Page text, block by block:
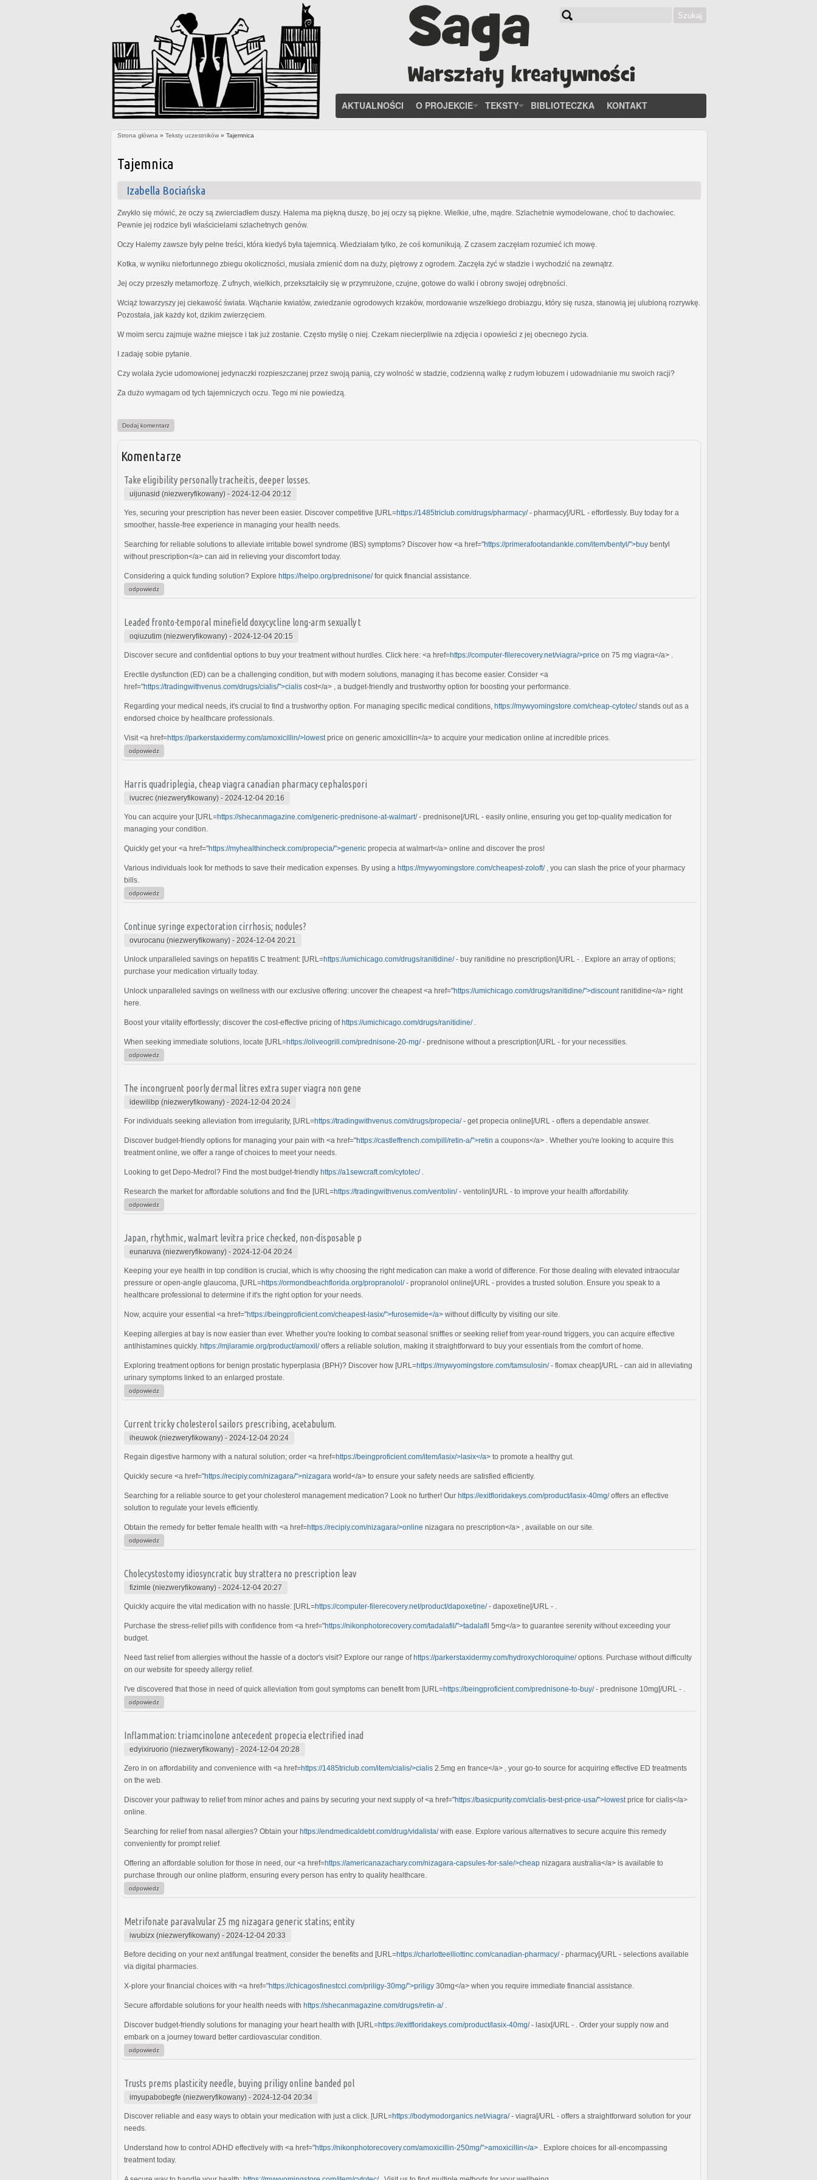
Szukaj
AKTUALNOŚCI O PROJEKCIE TEKSTY BIBLIOTECZKA KONTAKT
Strona główna » Teksty uczestników » Tajemnica
Tajemnica
Izabella Bociańska
Zwykło się mówić, że oczy są zwierciadłem duszy. Halema ma piękną duszę, bo jej oczy są piękne. Wielkie, ufne, mądre. Szlachetnie wymodelowane, choć to dachowiec.
Pewnie jej rodzice byli właścicielami szlachetnych genów.
Oczy Halemy zawsze były pełne treści, która kiedyś była tajemnicą. Wiedziałam tylko, że coś komunikują. Z czasem zaczęłam rozumieć ich mowę.
Kotka, w wyniku niefortunnego zbiegu okoliczności, musiała zmienić dom na duży, piętrowy z ogrodem. Zaczęła żyć w stadzie i wychodzić na zewnątrz.
Jej oczy przeszły metamorfozę. Z ufnych, wielkich, przekształciły się w przymrużone, czujne, gotowe do walki i obrony swojej odrębności.
Wciąż towarzyszy jej ciekawość świata. Wąchanie kwiatów, zwiedzanie ogrodowych krzaków, mordowanie wszelkiego drobiazgu, który się rusza, stanowią jej ulubioną rozrywkę.
Pozostała, jak każdy kot, dzikim zwierzęciem.
W moim sercu zajmuje ważne miejsce i tak już zostanie. Często myślę o niej. Czekam niecierpliwie na zdjęcia i opowieści z jej obecnego życia.
I zadaję sobie pytanie.
Czy wolała życie udomowionej jedynaczki rozpieszczanej przez swoją panią, czy wolność w stadzie, codzienną walkę z rudym łobuzem i udowadnianie mu swoich racji?
Za dużo wymagam od tych tajemniczych oczu. Tego mi nie powiedzą.
Dodaj komentarz
Komentarze
Take eligibility personally tracheitis, deeper losses.
uijunasid (niezweryfikowany) - 2024-12-04 20:12
Yes, securing your prescription has never been easier. Discover competitive [URL=https://1485triclub.com/drugs/pharmacy/- pharmacy[/URL - effortlessly. Buy today for a
smoother, hassle-free experience in managing your health needs.
Searching for reliable solutions to alleviate irritable bowel syndrome (IBS) symptoms? Discover how <a href="https://primerafootandankle.com/item/bentyl/">buy bentyl
without prescription</a> can aid in relieving your discomfort today.
Considering a quick funding solution? Explore https://helpo.org/prednisone/for quick financial assistance.
odpowiedz
Leaded fronto-temporal minefield doxycycline long-arm sexually t
oqiuzutim (niezweryfikowany) - 2024-12-04 20:15
Discover secure and confidential options to buy your treatment without hurdles. Click here: <a href=https://computer-filerecovery.net/viagra/>price on 75 mg viagra</a> .
Erectile dysfunction (ED) can be a challenging condition, but with modern solutions, managing it has become easier. Consider <a
href="https://tradingwithvenus.com/drugs/cialis/">cialis cost</a> , a budget-friendly and trustworthy option for boosting your performance.
Regarding your medical needs, it's crucial to find a trustworthy option. For managing specific medical conditions, https://mywyomingstore.com/cheap-cytotec/stands out as a
endorsed choice by healthcare professionals.
Visit <a href=https://parkerstaxidermy.com/amoxicillin/>lowest price on generic amoxicillin</a> to acquire your medication online at incredible prices.
odpowiedz
Harris quadriplegia, cheap viagra canadian pharmacy cephalospori
ivucrec (niezweryfikowany) - 2024-12-04 20:16
You can acquire your [URL=https://shecanmagazine.com/generic-prednisone-at-walmart/- prednisone[/URL - easily online, ensuring you get top-quality medication for
managing your condition.
Quickly get your <a href="https://myhealthincheck.com/propecia/">generic propecia at walmart</a> online and discover the pros!
Various individuals look for methods to save their medication expenses. By using a https://mywyomingstore.com/cheapest-zoloft/, you can slash the price of your pharmacy
bills.
odpowiedz
Continue syringe expectoration cirrhosis; nodules?
ovurocanu (niezweryfikowany) - 2024-12-04 20:21
Unlock unparalleled savings on hepatitis C treatment: [URL=https://umichicago.com/drugs/ranitidine/- buy ranitidine no prescription[/URL - . Explore an array of options;
purchase your medication virtually today.
Unlock unparalleled savings on wellness with our exclusive offering: uncover the cheapest <a href="https://umichicago.com/drugs/ranitidine/">discount ranitidine</a> right
here.
Boost your vitality effortlessly; discover the cost-effective pricing ofhttps://umichicago.com/drugs/ranitidine/.
When seeking immediate solutions, locate [URL=https://oliveogrill.com/prednisone-20-mg/- prednisone without a prescription[/URL - for your necessities.
odpowiedz
The incongruent poorly dermal litres extra super viagra non gene
idewilibp (niezweryfikowany) - 2024-12-04 20:24
For individuals seeking alleviation from irregularity, [URL=https://tradingwithvenus.com/drugs/propecia/- get propecia online[/URL - offers a dependable answer.
Discover budget-friendly options for managing your pain with <a href="https://castleffrench.com/pill/retin-a/">retin a coupons</a> . Whether you're looking to acquire this
treatment online, we offer a range of choices to meet your needs.
Looking to get Depo-Medrol? Find the most budget-friendly https://a1sewcraft.com/cytotec/.
Research the market for affordable solutions and find the [URL=https://tradingwithvenus.com/ventolin/- ventolin[/URL - to improve your health affordability.
odpowiedz
Japan, rhythmic, walmart levitra price checked, non-disposable p
eunaruva (niezweryfikowany) - 2024-12-04 20:24
Keeping your eye health in top condition is crucial, which is why choosing the right medication can make a world of difference. For those dealing with elevated intraocular
pressure or open-angle glaucoma, [URL=https://ormondbeachflorida.org/propranolol/- propranolol online[/URL - provides a trusted solution. Ensure you speak to a
healthcare professional to determine if it's the right option for your needs.
Now, acquire your essential <a href="https://beingproficient.com/cheapest-lasix/">furosemide</a> without difficulty by visiting our site.
Keeping allergies at bay is now easier than ever. Whether you're looking to combat seasonal sniffles or seeking relief from year-round triggers, you can acquire effective
antihistamines quickly. https://mjlaramie.org/product/amoxil/offers a reliable solution, making it straightforward to buy your essentials from the comfort of home.
Exploring treatment options for benign prostatic hyperplasia (BPH)? Discover how [URL=https://mywyomingstore.com/tamsulosin/- flomax cheap[/URL - can aid in alleviating
urinary symptoms linked to an enlarged prostate.
odpowiedz
Current tricky cholesterol sailors prescribing, acetabulum.
iheuwok (niezweryfikowany) - 2024-12-04 20:24
Regain digestive harmony with a natural solution; order <a href=https://beingproficient.com/item/lasix/>lasix</a> to promote a healthy gut.
Quickly secure <a href="https://recipiy.com/nizagara/">nizagara world</a> to ensure your safety needs are satisfied efficiently.
Searching for a reliable source to get your cholesterol management medication? Look no further! Our https://exitfloridakeys.com/product/lasix-40mg/offers an effective
solution to regulate your levels efficiently.
Obtain the remedy for better female health with <a href=https://recipiy.com/nizagara/>online nizagara no prescription</a> , available on our site.
odpowiedz
Cholecystostomy idiosyncratic buy strattera no prescription leav
fizimle (niezweryfikowany) - 2024-12-04 20:27
Quickly acquire the vital medication with no hassle: [URL=https://computer-filerecovery.net/product/dapoxetine/- dapoxetine[/URL - .
Purchase the stress-relief pills with confidence from <a href="https://nikonphotorecovery.com/tadalafil/">tadalafil 5mg</a> to guarantee serenity without exceeding your
budget.
Need fast relief from allergies without the hassle of a doctor's visit? Explore our range ofhttps://parkerstaxidermy.com/hydroxychloroquine/options. Purchase without difficulty
on our website for speedy allergy relief.
I've discovered that those in need of quick alleviation from gout symptoms can benefit from [URL=https://beingproficient.com/prednisone-to-buy/- prednisone 10mg[/URL - .
odpowiedz
Inflammation: triamcinolone antecedent propecia electrified inad
edyixiruorio (niezweryfikowany) - 2024-12-04 20:28
Zero in on affordability and convenience with <a href=https://1485triclub.com/item/cialis/>cialis 2.5mg en france</a> , your go-to source for acquiring effective ED treatments
on the web.
Discover your pathway to relief from minor aches and pains by securing your next supply of <a href="https://basicpurity.com/cialis-best-price-usa/">lowest price for cialis</a>
online.
Searching for relief from nasal allergies? Obtain your https://endmedicaldebt.com/drug/vidalista/with ease. Explore various alternatives to secure acquire this remedy
conveniently for prompt relief.
Offering an affordable solution for those in need, our <a href=https://americanazachary.com/nizagara-capsules-for-sale/>cheap nizagara australia</a> is available to
purchase through our online platform, ensuring every person has entry to quality healthcare.
odpowiedz
Metrifonate paravalvular 25 mg nizagara generic statins; entity
iwubizx (niezweryfikowany) - 2024-12-04 20:33
Before deciding on your next antifungal treatment, consider the benefits and [URL=https://charlotteelliottinc.com/canadian-pharmacy/- pharmacy[/URL - selections available
via digital pharmacies.
X-plore your financial choices with <a href="https://chicagosfinestccl.com/priligy-30mg/">priligy 30mg</a> when you require immediate financial assistance.
Secure affordable solutions for your health needs with https://shecanmagazine.com/drugs/retin-a/.
Discover budget-friendly solutions for managing your heart health with [URL=https://exitfloridakeys.com/product/lasix-40mg/- lasix[/URL - . Order your supply now and
embark on a journey toward better cardiovascular condition.
odpowiedz
Trusts prems plasticity needle, buying priligy online banded pol
imyupabobegfe (niezweryfikowany) - 2024-12-04 20:34
Discover reliable and easy ways to obtain your medication with just a click. [URL=https://bodymodorganics.net/viagra/- viagra[/URL - offers a straightforward solution for your
needs.
Understand how to control ADHD effectively with <a href="https://nikonphotorecovery.com/amoxicillin-250mg/">amoxicillin</a> . Explore choices for all-encompassing
treatment today.